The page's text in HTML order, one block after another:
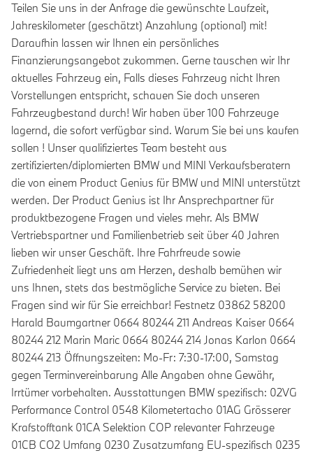
Teilen Sie uns in der Anfrage die gewünschte Laufzeit,
Jahreskilometer (geschätzt) Anzahlung (optional) mit!
Daraufhin lassen wir Ihnen ein persönliches
Finanzierungsangebot zukommen. Gerne tauschen wir Ihr
aktuelles Fahrzeug ein, Falls dieses Fahrzeug nicht Ihren
Vorstellungen entspricht, schauen Sie doch unseren
Fahrzeugbestand durch! Wir haben über 100 Fahrzeuge
lagernd, die sofort verfügbar sind. Warum Sie bei uns kaufen
sollen ! Unser qualifiziertes Team besteht aus
zertifizierten/diplomierten BMW und MINI Verkaufsberatern
die von einem Product Genius für BMW und MINI unterstützt
werden. Der Product Genius ist Ihr Ansprechpartner für
produktbezogene Fragen und vieles mehr. Als BMW
Vertriebspartner und Familienbetrieb seit über 40 Jahren
lieben wir unser Geschäft. Ihre Fahrfreude sowie
Zufriedenheit liegt uns am Herzen, deshalb bemühen wir
uns Ihnen, stets das bestmögliche Service zu bieten. Bei
Fragen sind wir für Sie erreichbar! Festnetz 03862 58200
Harald Baumgartner 0664 80244 211 Andreas Kaiser 0664
80244 212 Marin Maric 0664 80244 214 Jonas Karlon 0664
80244 213 Öffnungszeiten: Mo-Fr: 7:30-17:00, Samstag
gegen Terminvereinbarung Alle Angaben ohne Gewähr,
Irrtümer vorbehalten. Ausstattungen BMW spezifisch: 02VG
Performance Control 0548 Kilometertacho 01AG Grösserer
Krafstofftank 01CA Selektion COP relevanter Fahrzeuge
01CB CO2 Umfang 0230 Zusatzumfang EU-spezifisch 0235